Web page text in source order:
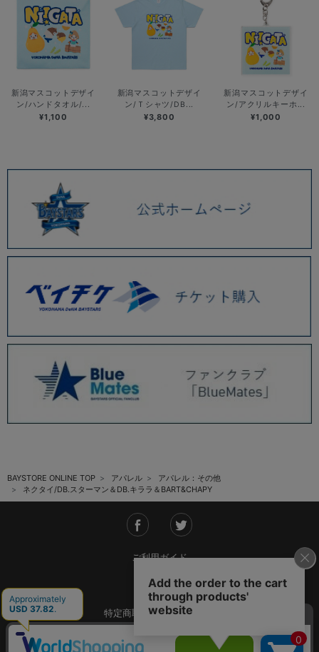
新潟マスコットデザイ
ン/ハンドタオル/...
¥1,100
新潟マスコットデザイ
ン/Ｔシャツ/DB...
¥3,800
新潟マスコットデザイ
ン/アクリルキーホ...
¥1,000
BAYSTORE ONLINE TOP アパレル
アパレル：その他
ネクタイ/DB.スターマン＆DB.キララ＆BART&CHAPY
ご利用ガイド
会社概要
特定商取引法に基づく表記
ご利用規約